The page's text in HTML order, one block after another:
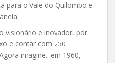
para o Vale do Quilombo e
visionário e inovador, por
e contar com 250
imagine.. em 1960,